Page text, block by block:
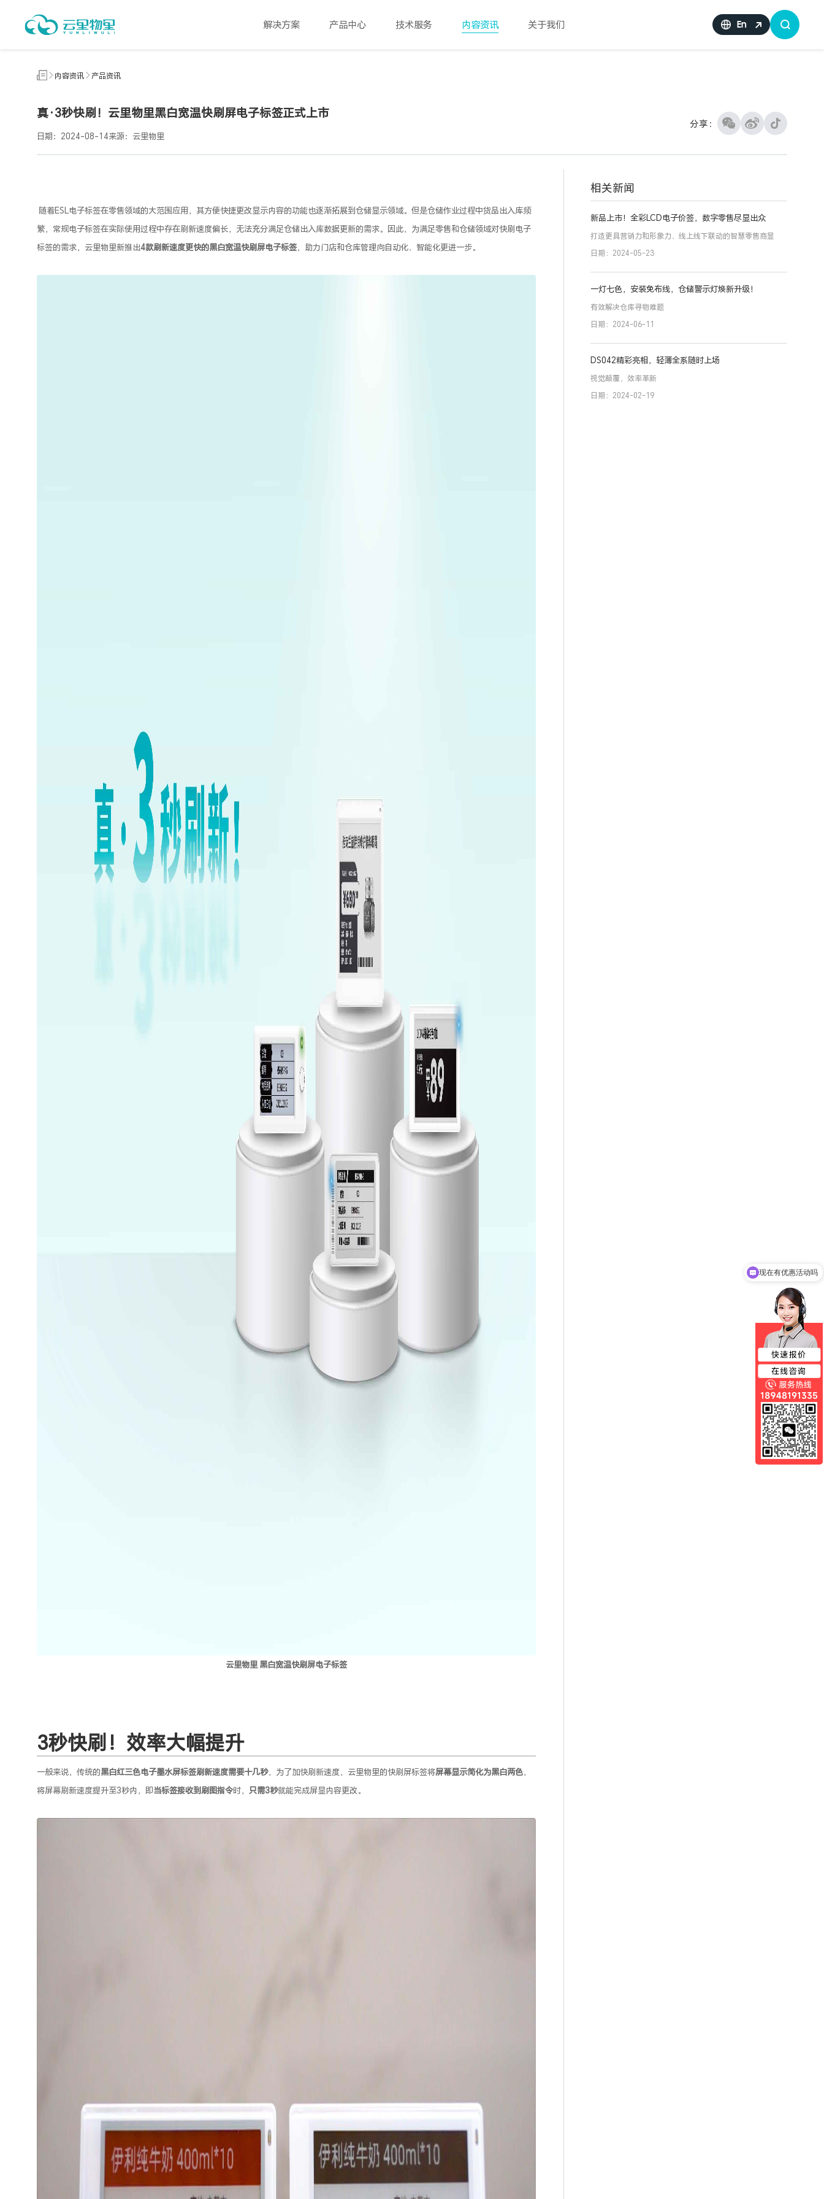
解决方案 产品中心 技术服务 内容资讯 关于我们 En
内容资讯 产品资讯
真·3秒快刷！云里物里黑白宽温快刷屏电子标签正式上市
日期：2024-08-14来源：云里物里
分享：
随着ESL电子标签在零售领域的大范围应用，其方便快捷更改显示内容的功能也逐渐拓展到仓储显示领域。但是仓储作业过程中货品出入库频
繁，常规电子标签在实际使用过程中存在刷新速度偏长，无法充分满足仓储出入库数据更新的需求。因此，为满足零售和仓储领域对快刷电子
标签的需求，云里物里新推出4款刷新速度更快的黑白宽温快刷屏电子标签，助力门店和仓库管理向自动化、智能化更进一步。
云里物里 黑白宽温快刷屏电子标签
3秒快刷！效率大幅提升
一般来说，传统的黑白红三色电子墨水屏标签刷新速度需要十几秒，为了加快刷新速度，云里物里的快刷屏标签将屏幕显示简化为黑白两色，
将屏幕刷新速度提升至3秒内，即当标签接收到刷图指令时， 只需3秒就能完成屏显内容更改。
相关新闻
新品上市！全彩LCD电子价签，数字零售尽显出众
打造更具营销力和形象力、线上线下联动的智慧零售商显
日期：2024-05-23
一灯七色，安装免布线，仓储警示灯焕新升级！
有效解决仓库寻物难题
日期：2024-06-11
DS042精彩亮相，轻薄全系随时上场
视觉颠覆，效率革新
日期：2024-02-19
现在有优惠活动吗